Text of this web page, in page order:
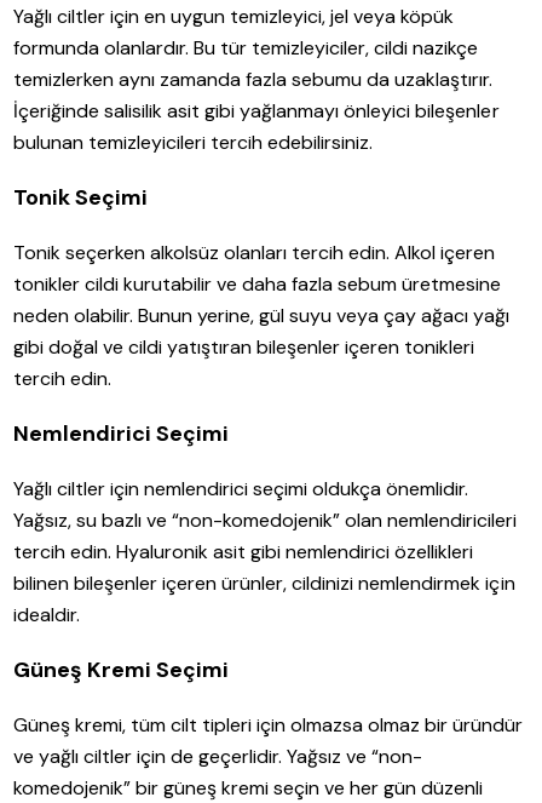
Yağlı ciltler için en uygun temizleyici, jel veya köpük
formunda olanlardır. Bu tür temizleyiciler, cildi nazikçe
temizlerken aynı zamanda fazla sebumu da uzaklaştırır.
İçeriğinde salisilik asit gibi yağlanmayı önleyici bileşenler
bulunan temizleyicileri tercih edebilirsiniz.
Tonik Seçimi
Tonik seçerken alkolsüz olanları tercih edin. Alkol içeren
tonikler cildi kurutabilir ve daha fazla sebum üretmesine
neden olabilir. Bunun yerine, gül suyu veya çay ağacı yağı
gibi doğal ve cildi yatıştıran bileşenler içeren tonikleri
tercih edin.
Nemlendirici Seçimi
Yağlı ciltler için nemlendirici seçimi oldukça önemlidir.
Yağsız, su bazlı ve “non-komedojenik” olan nemlendiricileri
tercih edin. Hyaluronik asit gibi nemlendirici özellikleri
bilinen bileşenler içeren ürünler, cildinizi nemlendirmek için
idealdir.
Güneş Kremi Seçimi
Güneş kremi, tüm cilt tipleri için olmazsa olmaz bir üründür
ve yağlı ciltler için de geçerlidir. Yağsız ve “non-
komedojenik” bir güneş kremi seçin ve her gün düzenli